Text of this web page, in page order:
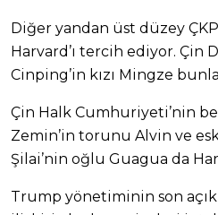
Diğer yandan üst düzey
Harvard’ı tercih ediyor. Çin
Cinping’in kızı Mingze
Çin Halk Cumhuriyeti’nin
Zemin’in torunu Alvin ve
Şilai’nin oğlu Guagua da
Trump yönetiminin son